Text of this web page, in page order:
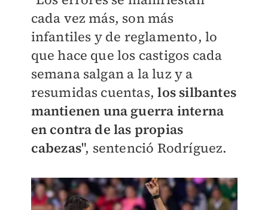
cada vez más, son más
infantiles y de reglamento, lo
que hace que los castigos cada
semana salgan a la luz y a
resumidas cuentas,los silbantes
mantienen una guerra interna
en contra de las propias
cabezas", sentenció Rodríguez.